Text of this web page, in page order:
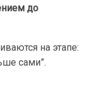
до
на этапе:
сами”.